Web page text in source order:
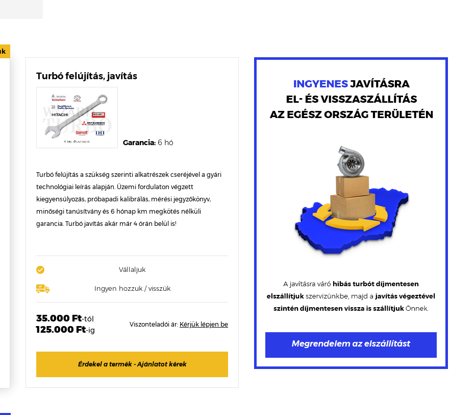
Turbó felújítás, javítás
Garancia: 6 hó
Turbó felújítás a szükség szerinti alkatrészek cseréjével a gyári
technológiai leírás alapján. Üzemi fordulaton végzett
kiegyensúlyozás, próbapadi kalibrálás, mérési jegyzőkönyv,
minőségi tanúsítvány és 6 hónap km megkötés nélküli
garancia. Turbó javítás akár már 4 órán belül is!
Vállaljuk
Ingyen hozzuk / visszük
35.000 Ft-tól
125.000 Ft-ig
Viszonteladói ár: Kérjük lépjen be
Érdekel a termék - Ajánlatot kérek